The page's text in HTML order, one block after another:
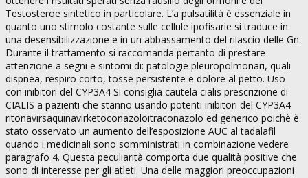
Testosteroe sintetico in particolare. L’a pulsatilità è essenziale in
quanto uno stimolo costante sulle cellule ipofisarie si traduce in
una desensibilizzazione e in un abbassamento del rilascio delle Gn.
Durante il trattamento si raccomanda pertanto di prestare
attenzione a segni e sintomi di: patologie pleuropolmonari, quali
dispnea, respiro corto, tosse persistente e dolore al petto. Uso
con inibitori del CYP3A4 Si consiglia cautela cialis prescrizione di
CIALIS a pazienti che stanno usando potenti inibitori del CYP3A4
ritonavirsaquinavirketoconazoloitraconazolo ed generico poichè è
stato osservato un aumento dell’esposizione AUC al tadalafil
quando i medicinali sono somministrati in combinazione vedere
paragrafo 4. Questa peculiarità comporta due qualità positive che
sono di interesse per gli atleti. Una delle maggiori preoccupazioni